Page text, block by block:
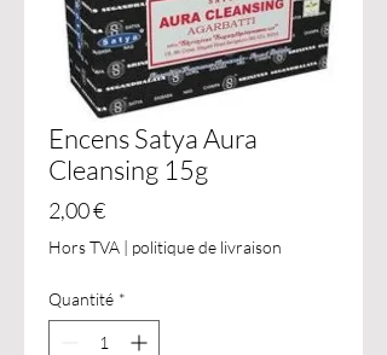
Encens Satya Aura
Cleansing 15g
2,00 €Prix
Hors TVA | politique de livraison
Quantité *